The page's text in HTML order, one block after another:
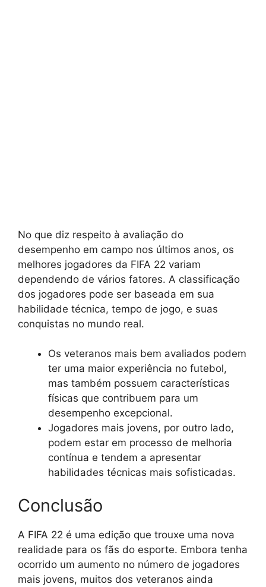
No que diz respeito à avaliação do
desempenho em campo nos últimos anos, os
melhores jogadores da FIFA 22 variam
dependendo de vários fatores. A classificação
dos jogadores pode ser baseada em sua
habilidade técnica, tempo de jogo, e suas
conquistas no mundo real.
Os veteranos mais bem avaliados podem
ter uma maior experiência no futebol,
mas também possuem características
físicas que contribuem para um
desempenho excepcional.
Jogadores mais jovens, por outro lado,
podem estar em processo de melhoria
contínua e tendem a apresentar
habilidades técnicas mais sofisticadas.
Conclusão
A FIFA 22 é uma edição que trouxe uma nova
realidade para os fãs do esporte. Embora tenha
ocorrido um aumento no número de jogadores
mais jovens, muitos dos veteranos ainda